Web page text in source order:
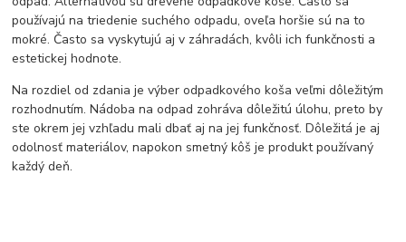
používajú na triedenie suchého odpadu, oveľa horšie sú na to
mokré. Často sa vyskytujú aj v záhradách, kvôli ich funkčnosti a
estetickej hodnote.
Na rozdiel od zdania je výber odpadkového koša veľmi dôležitým
rozhodnutím. Nádoba na odpad zohráva dôležitú úlohu, preto by
ste okrem jej vzhľadu mali dbať aj na jej funkčnosť. Dôležitá je aj
odolnosť materiálov, napokon smetný kôš je produkt používaný
každý deň.